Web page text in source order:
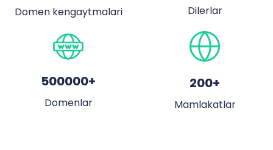
Domen kengaytmalari Dilerlar
500000+
Domenlar
200+
Mamlakatlar